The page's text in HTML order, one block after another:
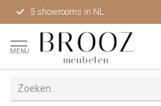
5 showrooms in NL
MENU